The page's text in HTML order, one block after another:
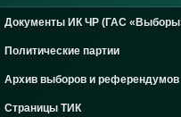
Документы ИК ЧР (ГАС
Политические партии
Архив выборов и референдумов
Страницы ТИК